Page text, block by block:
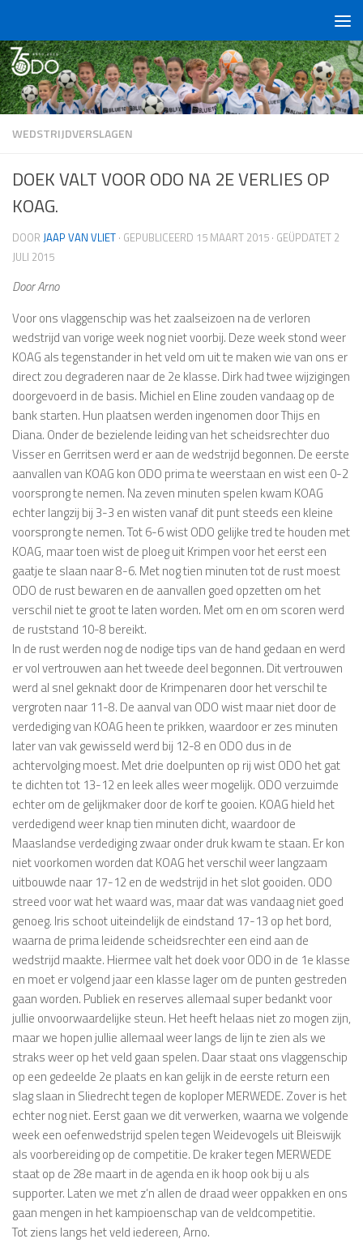
WEDSTRIJDVERSLAGEN
DOEK VALT VOOR ODO NA 2E VERLIES OP
KOAG.
DOOR JAAP VAN VLIET · GEPUBLICEERD 15 MAART 2015 · GEÜPDATET 2
JULI 2015
Door Arno
Voor ons vlaggenschip was het zaalseizoen na de verloren
wedstrijd van vorige week nog niet voorbij. Deze week stond weer
KOAG als tegenstander in het veld om uit te maken wie van ons er
direct zou degraderen naar de 2e klasse. Dirk had twee wijzigingen
doorgevoerd in de basis. Michiel en Eline zouden vandaag op de
bank starten. Hun plaatsen werden ingenomen door Thijs en
Diana. Onder de bezielende leiding van het scheidsrechter duo
Visser en Gerritsen werd er aan de wedstrijd begonnen. De eerste
aanvallen van KOAG kon ODO prima te weerstaan en wist een 0-2
voorsprong te nemen. Na zeven minuten spelen kwam KOAG
echter langzij bij 3-3 en wisten vanaf dit punt steeds een kleine
voorsprong te nemen. Tot 6-6 wist ODO gelijke tred te houden met
KOAG, maar toen wist de ploeg uit Krimpen voor het eerst een
gaatje te slaan naar 8-6. Met nog tien minuten tot de rust moest
ODO de rust bewaren en de aanvallen goed opzetten om het
verschil niet te groot te laten worden. Met om en om scoren werd
de ruststand 10-8 bereikt.
In de rust werden nog de nodige tips van de hand gedaan en werd
er vol vertrouwen aan het tweede deel begonnen. Dit vertrouwen
werd al snel geknakt door de Krimpenaren door het verschil te
vergroten naar 11-8. De aanval van ODO wist maar niet door de
verdediging van KOAG heen te prikken, waardoor er zes minuten
later van vak gewisseld werd bij 12-8 en ODO dus in de
achtervolging moest. Met drie doelpunten op rij wist ODO het gat
te dichten tot 13-12 en leek alles weer mogelijk. ODO verzuimde
echter om de gelijkmaker door de korf te gooien. KOAG hield het
verdedigend weer knap tien minuten dicht, waardoor de
Maaslandse verdediging zwaar onder druk kwam te staan. Er kon
niet voorkomen worden dat KOAG het verschil weer langzaam
uitbouwde naar 17-12 en de wedstrijd in het slot gooiden. ODO
streed voor wat het waard was, maar dat was vandaag niet goed
genoeg. Iris schoot uiteindelijk de eindstand 17-13 op het bord,
waarna de prima leidende scheidsrechter een eind aan de
wedstrijd maakte. Hiermee valt het doek voor ODO in de 1e klasse
en moet er volgend jaar een klasse lager om de punten gestreden
gaan worden. Publiek en reserves allemaal super bedankt voor
jullie onvoorwaardelijke steun. Het heeft helaas niet zo mogen zijn,
maar we hopen jullie allemaal weer langs de lijn te zien als we
straks weer op het veld gaan spelen. Daar staat ons vlaggenschip
op een gedeelde 2e plaats en kan gelijk in de eerste return een
slag slaan in Sliedrecht tegen de koploper MERWEDE. Zover is het
echter nog niet. Eerst gaan we dit verwerken, waarna we volgende
week een oefenwedstrijd spelen tegen Weidevogels uit Bleiswijk
als voorbereiding op de competitie. De kraker tegen MERWEDE
staat op de 28e maart in de agenda en ik hoop ook bij u als
supporter. Laten we met z’n allen de draad weer oppakken en ons
gaan mengen in het kampioenschap van de veldcompetitie.
Tot ziens langs het veld iedereen, Arno.